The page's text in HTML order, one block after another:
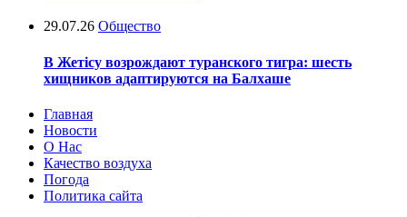
29.07.26 Общество
В Жетісу возрождают туранского тигра: шесть
хищников адаптируются на Балхаше
Главная
Новости
О Нас
Качество воздуха
Погода
Политика сайта